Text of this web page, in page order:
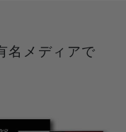
名メディアで